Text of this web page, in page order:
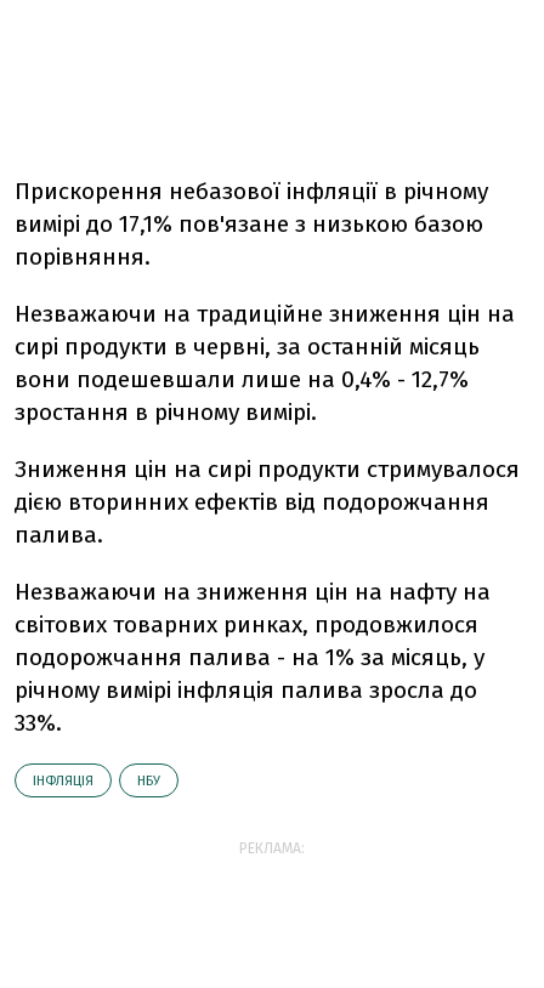
Прискорення небазової інфляції в річному
вимірі до 17,1% пов'язане з низькою базою
порівняння.
Незважаючи на традиційне зниження цін на
сирі продукти в червні, за останній місяць
вони подешевшали лише на 0,4% - 12,7%
зростання в річному вимірі.
Зниження цін на сирі продукти стримувалося
дією вторинних ефектів від подорожчання
палива.
Незважаючи на зниження цін на нафту на
світових товарних ринках, продовжилося
подорожчання палива - на 1% за місяць, у
річному вимірі інфляція палива зросла до
33%.
ІНФЛЯЦІЯ НБУ
РЕКЛАМА: